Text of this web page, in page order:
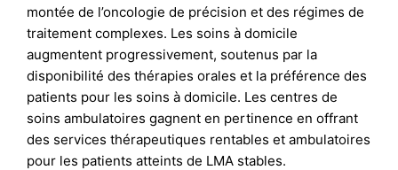
montée de l’oncologie de précision et des régimes de
traitement complexes. Les soins à domicile
augmentent progressivement, soutenus par la
disponibilité des thérapies orales et la préférence des
patients pour les soins à domicile. Les centres de
soins ambulatoires gagnent en pertinence en offrant
des services thérapeutiques rentables et ambulatoires
pour les patients atteints de LMA stables.